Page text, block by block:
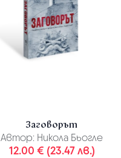
Заговорът
Автор: Никола Бьогле
12.00 € (23.47 лв.)